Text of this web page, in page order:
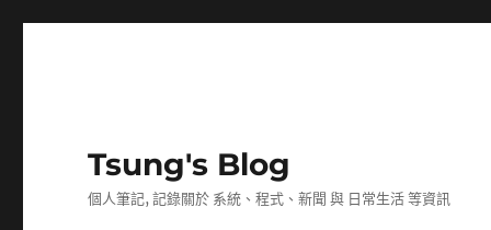
Tsung's Blog
個人筆記, 記錄關於 系統、程式、新聞 與 日常生活 等資訊